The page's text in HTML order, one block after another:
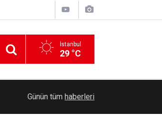
İstanbul
29 °C
Çİn'de 4.9 büyüklüğünde deprem
Günün tüm haberleri